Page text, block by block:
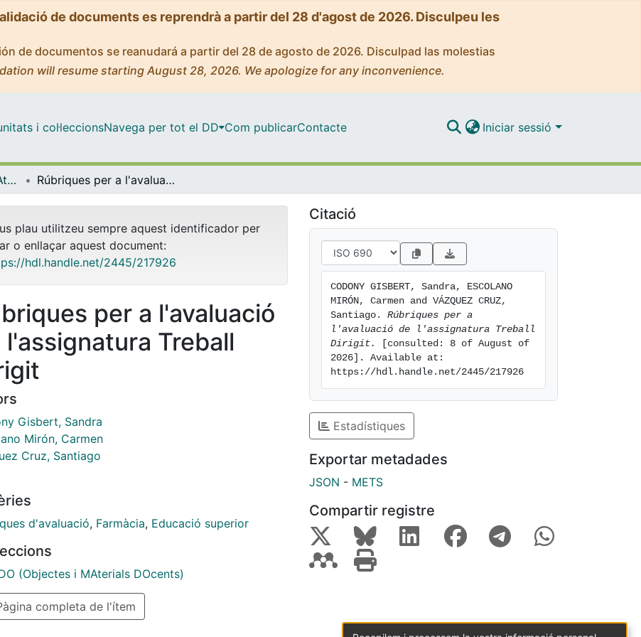
de documents es reprendrà a partir del 28 d'agost de 2026. Disculpeu les
de documentos se reanudará a partir del 28 de agosto de 2026. Disculpad las molestias
will resume starting August 28, 2026. We apologize for any inconvenience.
i col·leccionsNavega per tot el DD Com publicarContacte Iniciar sessió
OMADO (Objectes i MAterials DOcents) Rúbriques per a l'avaluació de l'assignatura Treball Dirigit
plau utilitzeu sempre aquest identificador per
o enllaçar aquest document:
hdl.handle.net/2445/217926
per a l'avaluació
l'assignatura Treball
Gisbert, Sandra
Mirón, Carmen
Cruz, Santiago
d'avaluació, Farmàcia, Educació superior
(Objectes i MAterials DOcents)
completa de l'ítem
Citació
CODONY GISBERT, Sandra, ESCOLANO
MIRÓN, Carmen and VÁZQUEZ CRUZ,
Santiago. Rúbriques per a
l'avaluació de l'assignatura Treball
Dirigit.
[consulted: 8 of August of
2026]. Available at:
https://hdl.handle.net/2445/217926
Estadístiques
Exportar metadades
JSON - METS
Compartir registre